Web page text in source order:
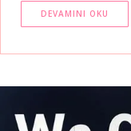
DEVAMINI OKU